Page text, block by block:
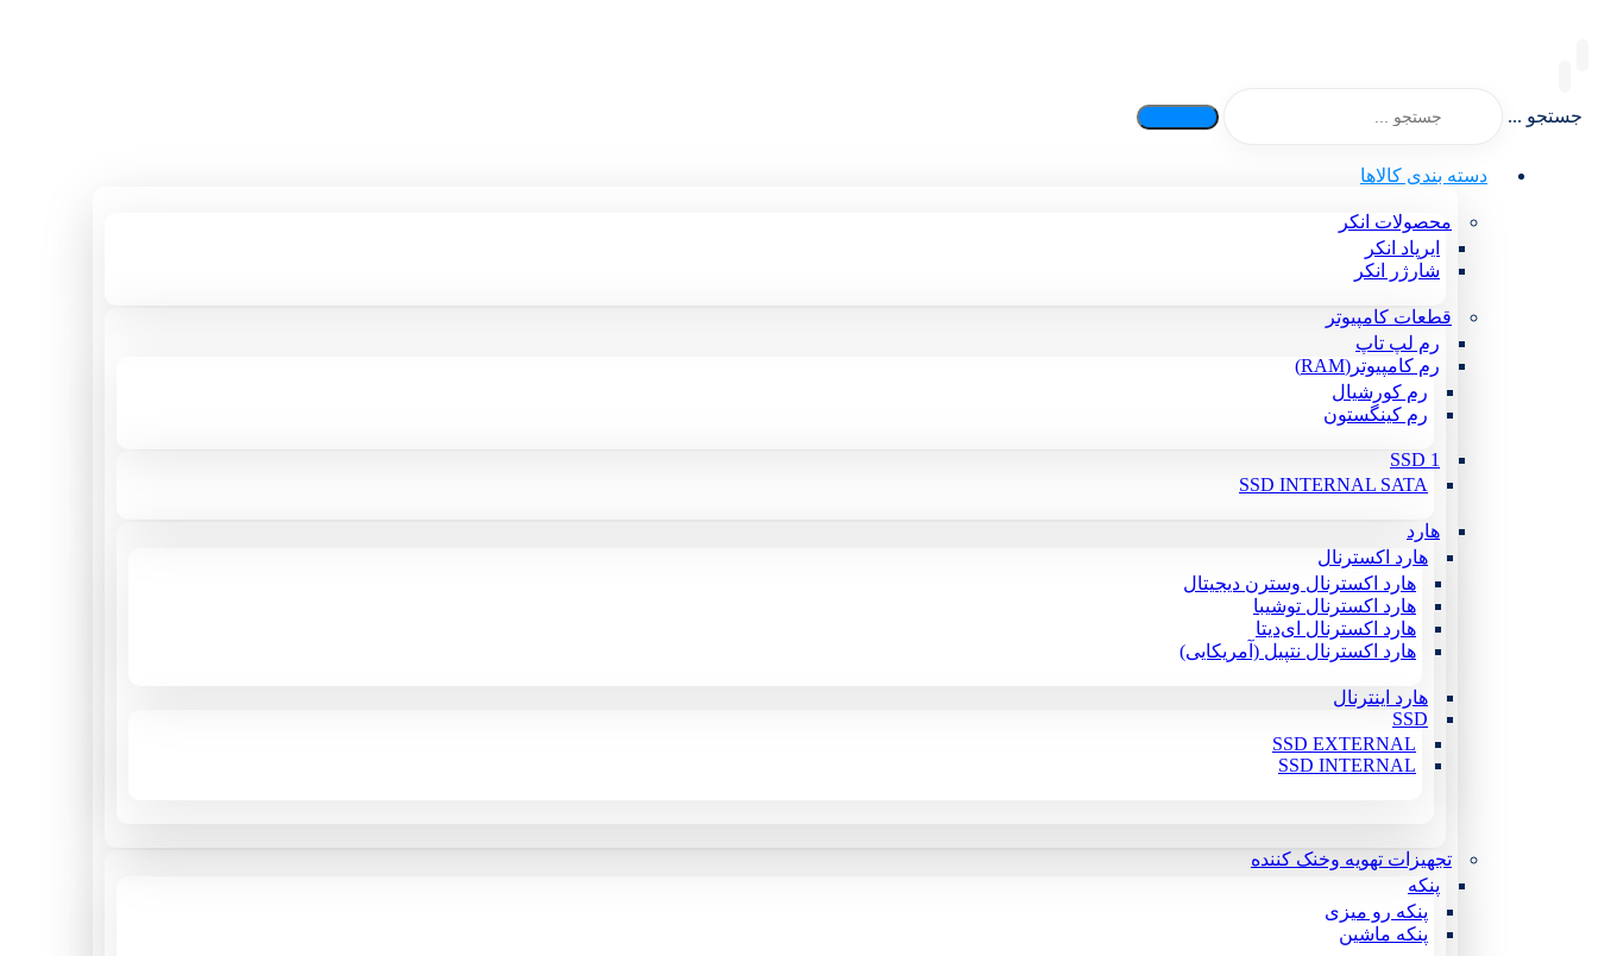
جستجو ...
دسته بندی کالاها
محصولات انکر
ایرپاد انکر
شارژر انکر
قطعات کامپیوتر
رم لپ تاپ
رم کامپیوتر(RAM)
رم کورشیال
رم کینگستون
SSD 1
SSD INTERNAL SATA
هارد
هارد اکسترنال
هارد اکسترنال وسترن دیجیتال
هارد اکسترنال توشیبا
هارد اکسترنال ای‌دیتا
هارد اکسترنال نتپیل (آمریکایی)
هارد اینترنال
SSD
SSD EXTERNAL
SSD INTERNAL
تجهیزات تهویه وخنک کننده
پنکه
پنکه رو میزی
پنکه ماشین